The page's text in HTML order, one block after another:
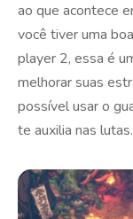
ao que acontece
você tiver uma
player 2, essa é
melhorar suas
possível usar o
te auxilia nas lutas.